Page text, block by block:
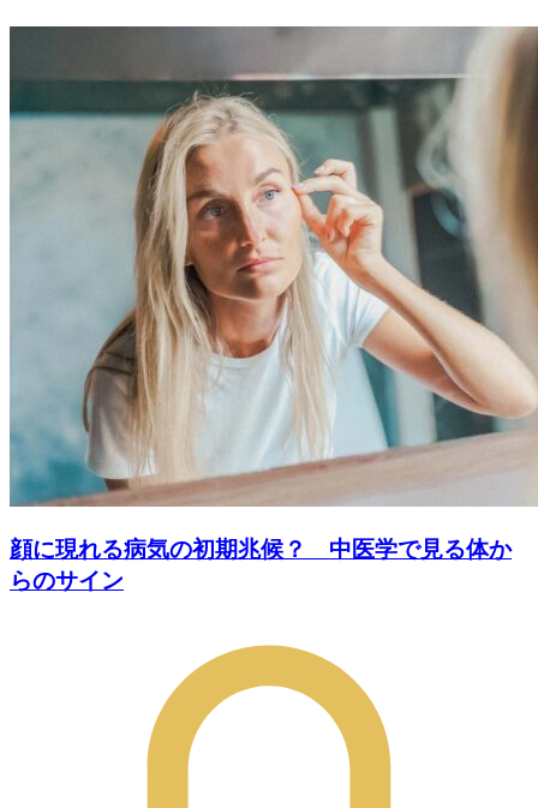
顔に現れる病気の初期兆候？ 中医学で見る体か
らのサイン